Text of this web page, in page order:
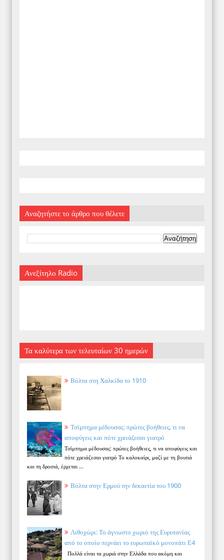
Αναζητήστε το άρθρο που θέλετε
Ανεξίτηλο Radio
Τα καλύτερα των τελευταίων 30 ημερών
Βόλτα στη Χαλκίδα το 1910
Τσίμπημα μέδουσας: πρώτες βοήθειες, τι να
αποφύγεις και πότε χρειάζεσαι γιατρό
Τσίμπημα μέδουσας: πρώτες βοήθειες, τι να αποφύγεις και
πότε χρειάζεσαι γιατρό Το καλοκαίρι, μαζί με τη βουτιά
και τη δροσιά, έρχεται ...
Βόλτα στην Ερμού την δεκαετία του 1900
Λιθοχώρι: Το άγνωστο χωριό της Ευρυτανίας
από το οποίο περνάει το ευρωπαϊκό μονοπάτι Ε4
Πολλά είναι τα χωριά στην Ελλάδα που ακόμη και